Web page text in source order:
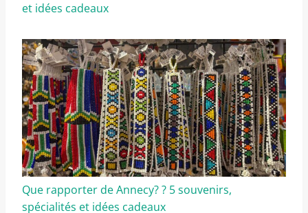
et idées cadeaux
Que rapporter de Annecy? ? 5 souvenirs,
spécialités et idées cadeaux